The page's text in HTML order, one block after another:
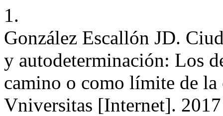
1.
González Escallón JD.
y autodeterminación: Los
camino o como límite de
Vniversitas [Internet].